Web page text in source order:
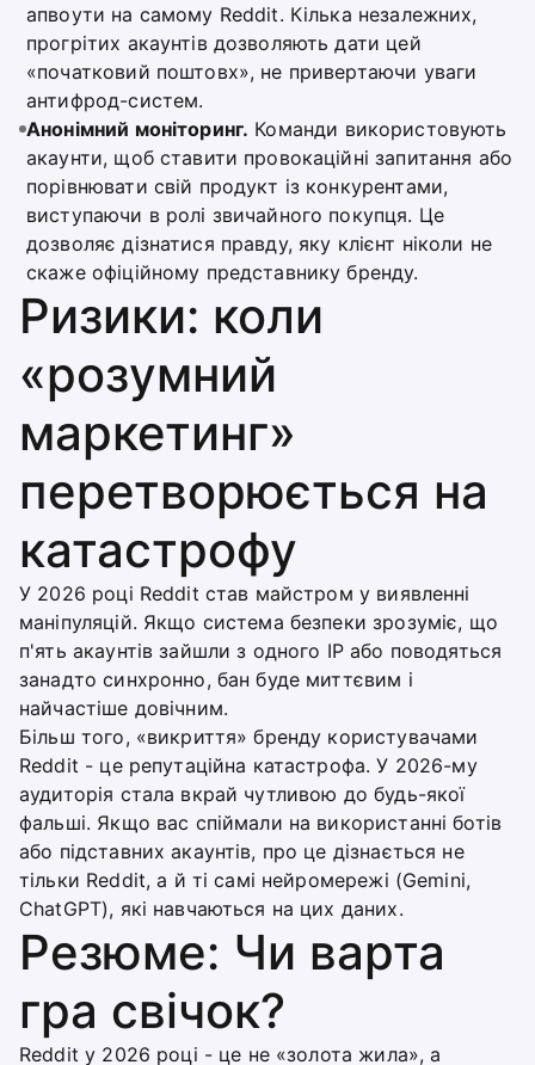
апвоути на самому Reddit. Кілька незалежних,
прогрітих акаунтів дозволяють дати цей
«початковий поштовх», не привертаючи уваги
антифрод-систем.
Анонімний моніторинг. Команди використовують
акаунти, щоб ставити провокаційні запитання або
порівнювати свій продукт із конкурентами,
виступаючи в ролі звичайного покупця. Це
дозволяє дізнатися правду, яку клієнт ніколи не
скаже офіційному представнику бренду.
Ризики: коли
«розумний
маркетинг»
перетворюється на
катастрофу
У 2026 році Reddit став майстром у виявленні
маніпуляцій. Якщо система безпеки зрозуміє, що
п'ять акаунтів зайшли з одного IP або поводяться
занадто синхронно, бан буде миттєвим і
найчастіше довічним.
Більш того, «викриття» бренду користувачами
Reddit - це репутаційна катастрофа. У 2026-му
аудиторія стала вкрай чутливою до будь-якої
фальші. Якщо вас спіймали на використанні ботів
або підставних акаунтів, про це дізнається не
тільки Reddit, а й ті самі нейромережі (Gemini,
ChatGPT), які навчаються на цих даних.
Резюме: Чи варта
гра свічок?
Reddit у 2026 році - це не «золота жила», а